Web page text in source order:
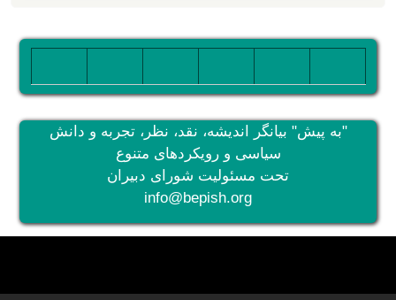
"به پیش" بیانگر اندیشه، نقد، نظر، تجربه و دانش
سیاسی و رویکردهای متنوع
تحت مسئولیت شورای دبیران
info@bepish.org